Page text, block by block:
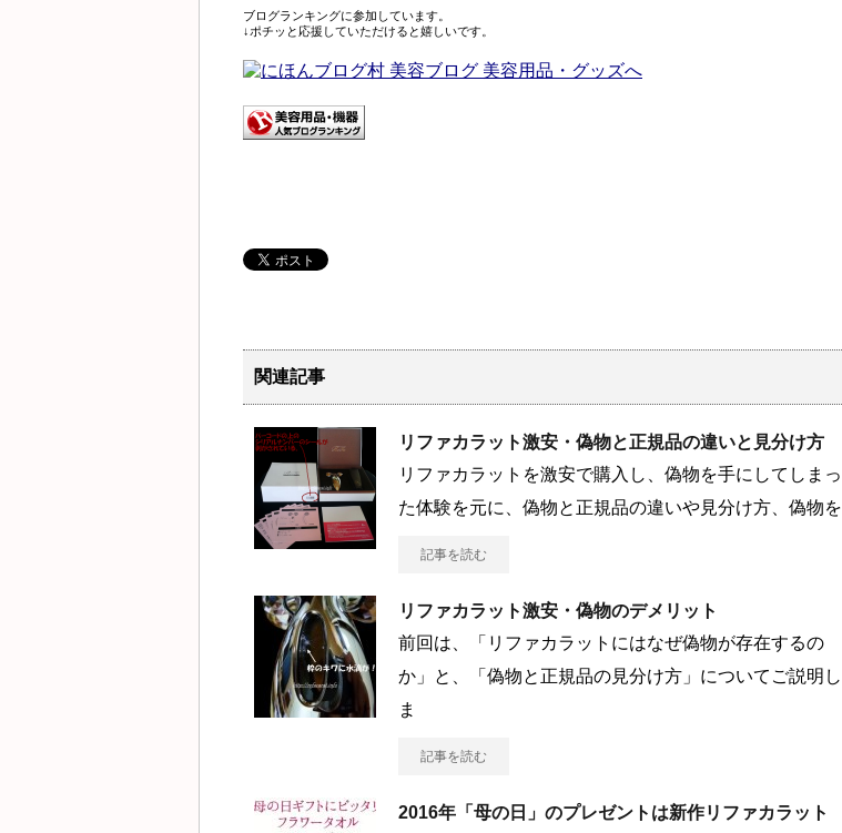
ブログランキングに参加しています。
↓ポチッと応援していただけると嬉しいです。
関連記事
リファカラット激安・偽物と正規品の違いと見分け方
リファカラットを激安で購入し、偽物を手にしてしまっ
た体験を元に、偽物と正規品の違いや見分け方、偽物を
記事を読む
リファカラット激安・偽物のデメリット
前回は、「リファカラットにはなぜ偽物が存在するの
か」と、「偽物と正規品の見分け方」についてご説明し
ま
記事を読む
2016年「母の日」のプレゼントは新作リファカラット